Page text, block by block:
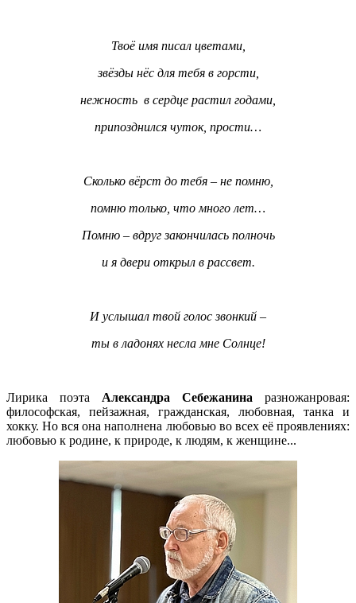
Твоё имя писал цветами,
звёзды нёс для тебя в горсти,
нежность в сердце растил годами,
припозднился чуток, прости…
Сколько вёрст до тебя – не помню,
помню только, что много лет…
Помню – вдруг закончилась полночь
и я двери открыл в рассвет.
И услышал твой голос звонкий –
ты в ладонях несла мне Солнце!
Лирика поэта Александра Себежанина разножанровая:
философская, пейзажная, гражданская, любовная, танка и
хокку. Но вся она наполнена любовью во всех её проявлениях:
любовью к родине, к природе, к людям, к женщине...